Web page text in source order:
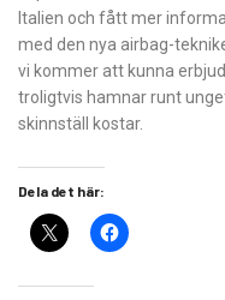
Italien och fått mer
med den nya airbag-
vi kommer att kunna
troligtvis hamnar runt
skinnställ kostar.
Dela det här: